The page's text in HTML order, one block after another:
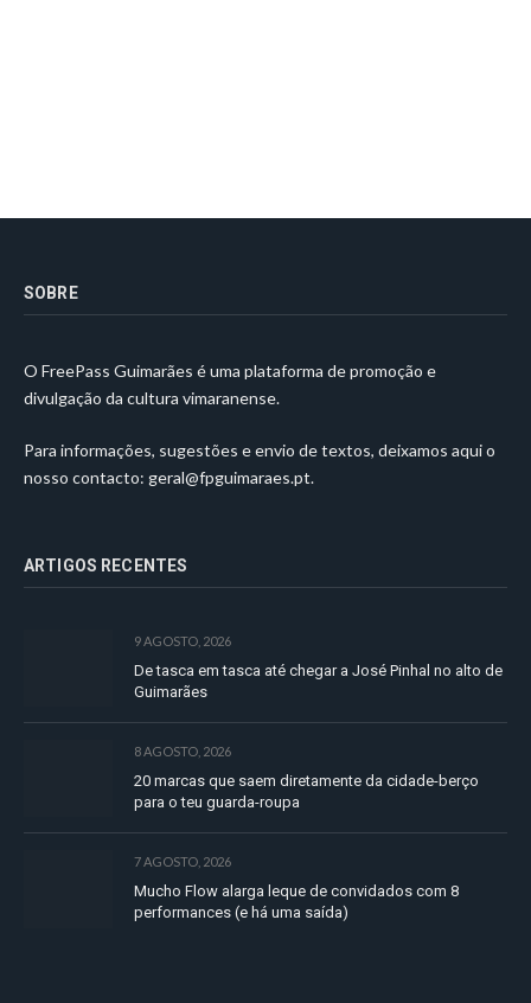
SOBRE
O FreePass Guimarães é uma plataforma de promoção e
divulgação da cultura vimaranense.
Para informações, sugestões e envio de textos, deixamos aqui o
nosso contacto: geral@fpguimaraes.pt.
ARTIGOS RECENTES
9 AGOSTO, 2026
De tasca em tasca até chegar a José Pinhal no alto de
Guimarães
8 AGOSTO, 2026
20 marcas que saem diretamente da cidade-berço
para o teu guarda-roupa
7 AGOSTO, 2026
Mucho Flow alarga leque de convidados com 8
performances (e há uma saída)